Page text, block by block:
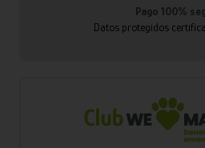
Pago 100%
Datos protegidos